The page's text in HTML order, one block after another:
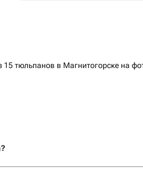
тюльпанов в Магнитогорске на